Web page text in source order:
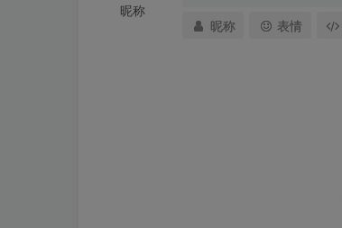
昵称
昵称 表情